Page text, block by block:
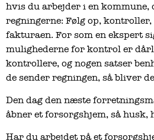
hvis du arbejder i en kommune,
regningerne: Følg op,
fakturaen. For som en ekspert
mulighederne for kontrol er
kontrollere, og nogen satser
de sender regningen, så bliver
Den dag den næste
åbner et forsorgshjem, så husk,
Har du arbejdet på et